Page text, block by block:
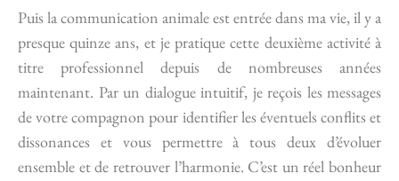
Puis la communication animale est entrée dans ma vie, il y a
presque quinze ans, et je pratique cette deuxième activité à
titre professionnel depuis de nombreuses années
maintenant. Par un dialogue intuitif, je reçois les messages
de votre compagnon pour identifier les éventuels conflits et
dissonances et vous permettre à tous deux d’évoluer
ensemble et de retrouver l’harmonie. C’est un réel bonheur